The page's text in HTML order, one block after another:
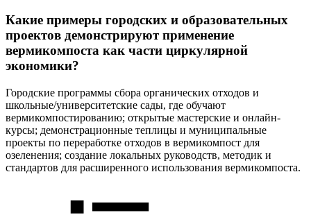
Какие примеры городских и образовательных
проектов демонстрируют применение
вермикомпоста как части циркулярной
экономики?
Городские программы сбора органических отходов и
школьные/университетские сады, где обучают
вермикомпостированию; открытые мастерские и онлайн-
курсы; демонстрационные теплицы и муниципальные
проекты по переработке отходов в вермикомпост для
озеленения; создание локальных руководств, методик и
стандартов для расширенного использования вермикомпоста.